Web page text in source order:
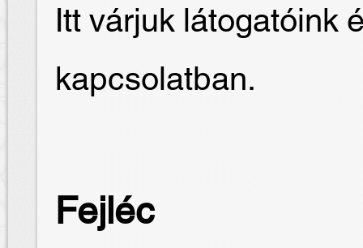
Itt várjuk látogatóink
kapcsolatban.
Fejléc